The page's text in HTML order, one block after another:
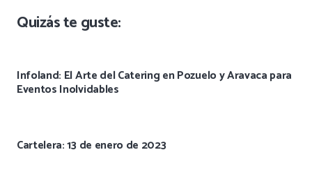
Quizás te guste:
Infoland: El Arte del Catering en Pozuelo y Aravaca para
Eventos Inolvidables
Cartelera: 13 de enero de 2023